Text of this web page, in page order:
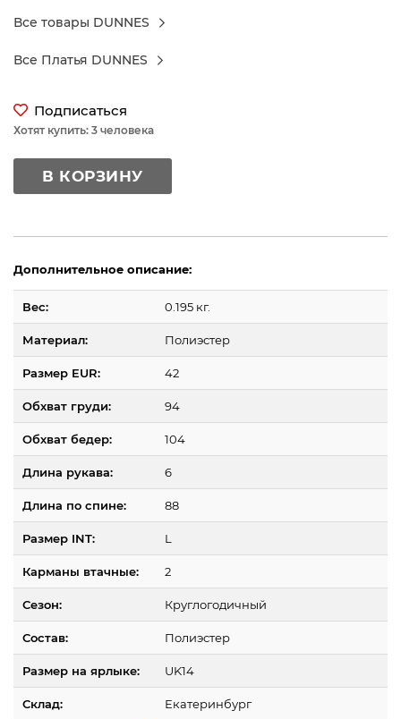
Все товары DUNNES
Все Платья DUNNES
Подписаться
Хотят купить: 3 человека
В КОРЗИНУ
Дополнительное описание:
Вес: 0.195 кг.
Материал: Полиэстер
Размер EUR: 42
Обхват груди: 94
Обхват бедер: 104
Длина рукава: 6
Длина по спине: 88
Размер INT: L
Карманы втачные: 2
Сезон: Круглогодичный
Состав: Полиэстер
Размер на ярлыке: UK14
Склад: Екатеринбург